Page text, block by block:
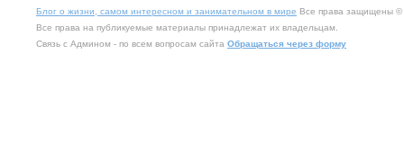
Блог о жизни, самом интересном и занимательном в мире Все права защищены ©
Все права на публикуемые материалы принадлежат их владельцам.
Связь с Админом - по всем вопросам сайта Обращаться через форму